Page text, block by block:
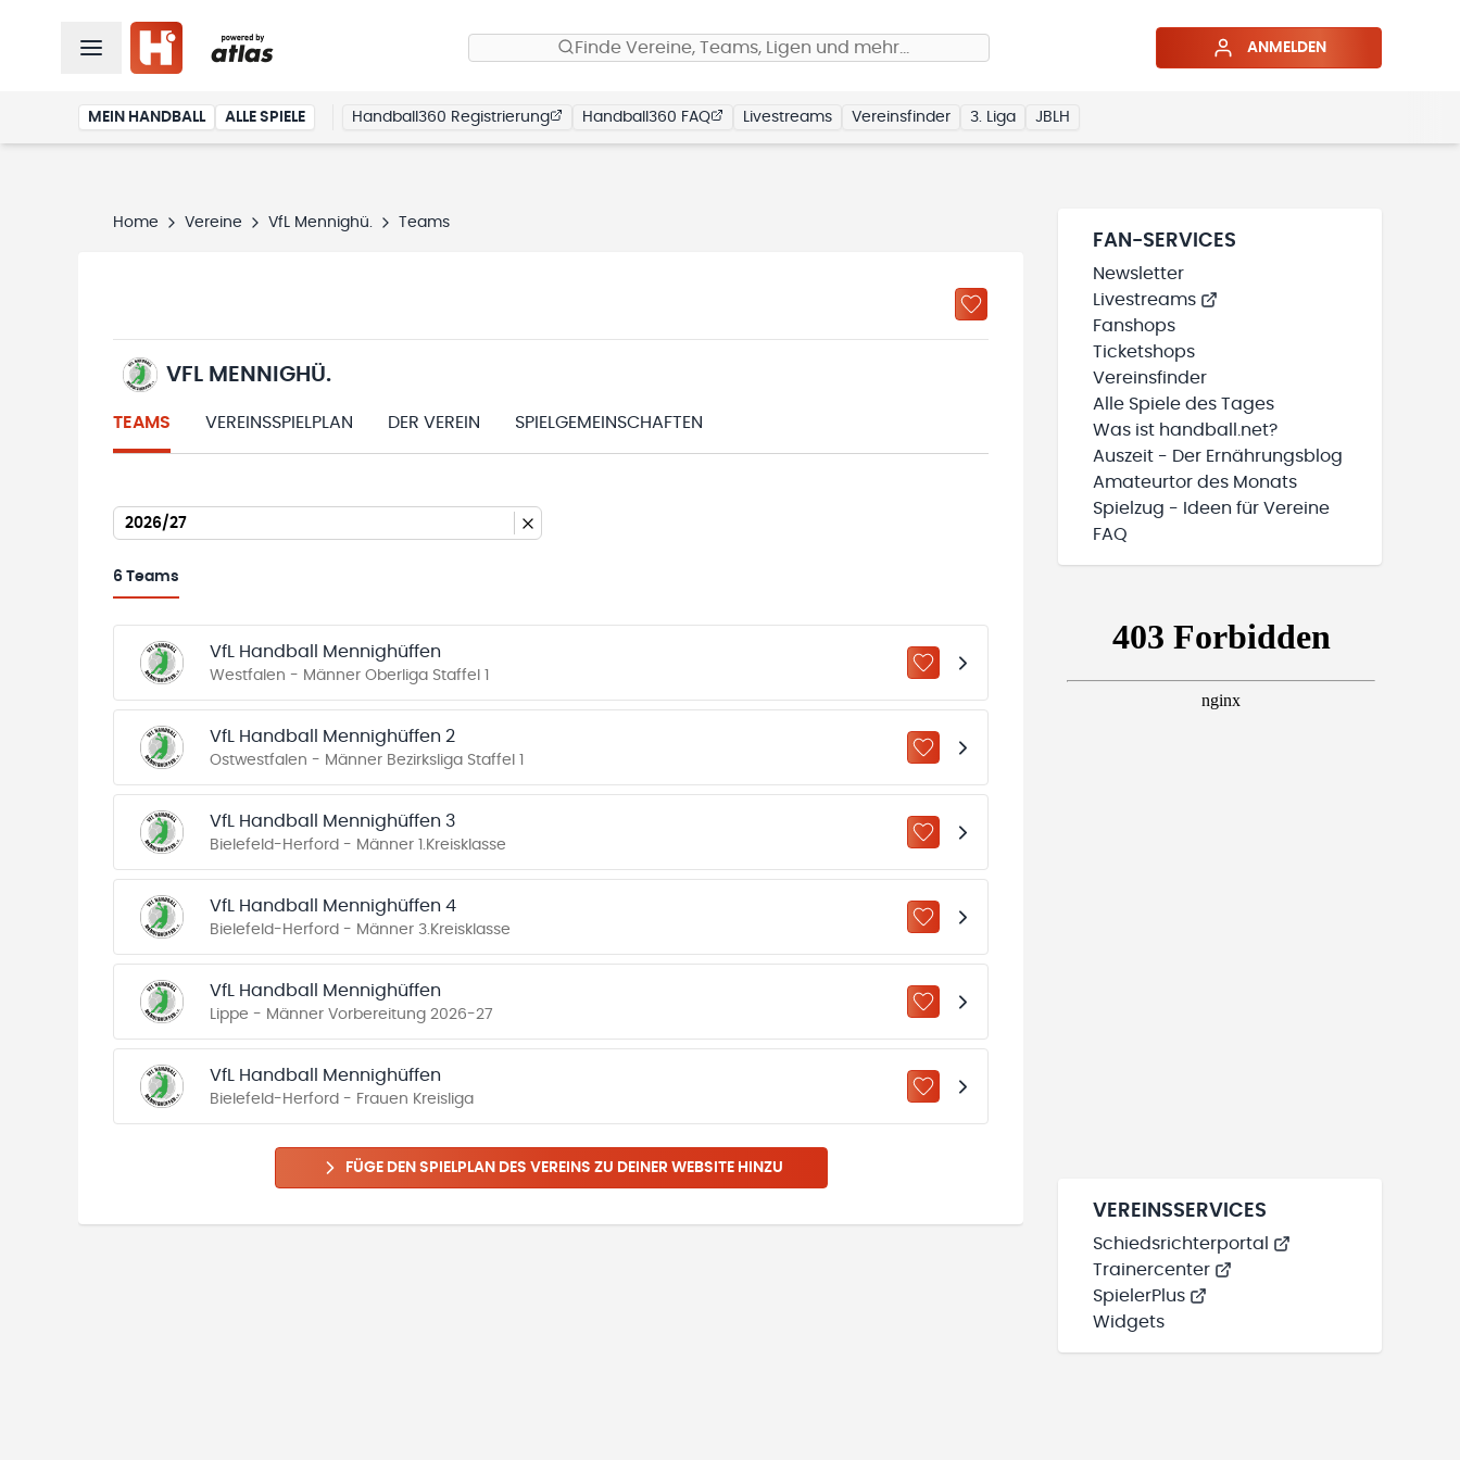
Finde Vereine, Teams, Ligen und mehr… ANMELDEN
MEIN HANDBALL ALLE SPIELE Handball360 Registrierung Handball360 FAQ Livestreams Vereinsfinder 3. Liga JBLH
Home Vereine VfL Mennighü. Teams
VFL MENNIGHÜ.
TEAMS VEREINSSPIELPLAN DER VEREIN SPIELGEMEINSCHAFTEN
2026/27
6 Teams
VfL Handball Mennighüffen
Westfalen - Männer Oberliga Staffel 1 ZU „MEINE TEAMS“ HINZUFÜGEN
VfL Handball Mennighüffen 2
Ostwestfalen - Männer Bezirksliga Staffel 1 ZU „MEINE TEAMS“ HINZUFÜGEN
VfL Handball Mennighüffen 3
Bielefeld-Herford - Männer 1.Kreisklasse ZU „MEINE TEAMS“ HINZUFÜGEN
VfL Handball Mennighüffen 4
Bielefeld-Herford - Männer 3.Kreisklasse ZU „MEINE TEAMS“ HINZUFÜGEN
VfL Handball Mennighüffen
Lippe - Männer Vorbereitung 2026-27 ZU „MEINE TEAMS“ HINZUFÜGEN
VfL Handball Mennighüffen
Bielefeld-Herford - Frauen Kreisliga ZU „MEINE TEAMS“ HINZUFÜGEN
FÜGE DEN SPIELPLAN DES VEREINS ZU DEINER WEBSITE HINZU
FAN-SERVICES
Newsletter
Livestreams
Fanshops
Ticketshops
Vereinsfinder
Alle Spiele des Tages
Was ist handball.net?
Auszeit - Der Ernährungsblog
Amateurtor des Monats
Spielzug - Ideen für Vereine
FAQ
VEREINSSERVICES
Schiedsrichterportal
Trainercenter
SpielerPlus
Widgets